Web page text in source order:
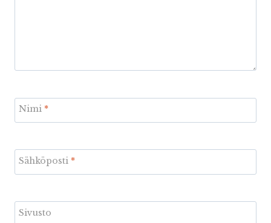
Nimi *
Sähköposti *
Sivusto